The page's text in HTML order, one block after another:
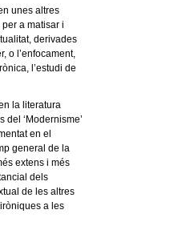
unes altres
a matisar i
derivades
o l’enfocament,
l’estudi de
la literatura
‘Modernisme’
en el
general de la
extens i més
dels
de les altres
a les